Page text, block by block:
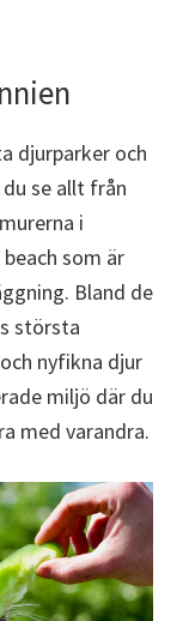
djurparker och
se allt från
i
som är
Bland de
största
nyfikna djur
miljö där du
med varandra.